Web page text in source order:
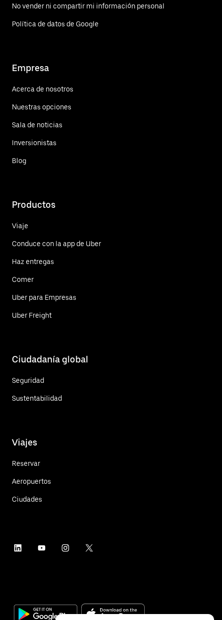
No vender ni compartir mi información personal
Política de datos de Google
Empresa
Acerca de nosotros
Nuestras opciones
Sala de noticias
Inversionistas
Blog
Productos
Viaje
Conduce con la app de Uber
Haz entregas
Comer
Uber para Empresas
Uber Freight
Ciudadanía global
Seguridad
Sustentabilidad
Viajes
Reservar
Aeropuertos
Ciudades